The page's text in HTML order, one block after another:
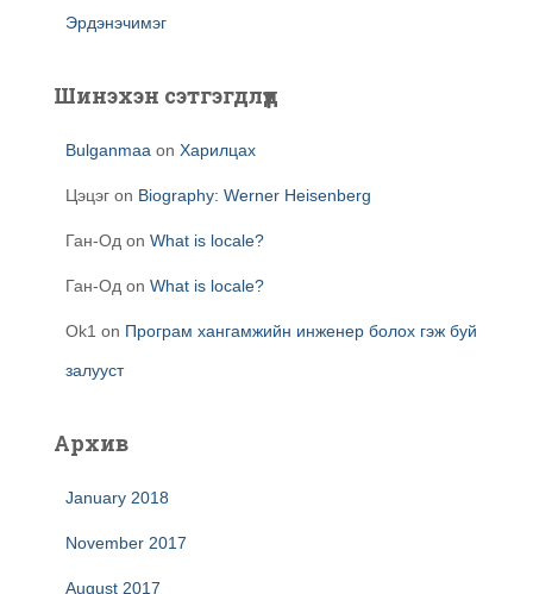
Эрдэнэчимэг
Шинэхэн сэтгэгдлүүд
Bulganmaa on Харилцах
Цэцэг on Biography: Werner Heisenberg
Ган-Од on What is locale?
Ган-Од on What is locale?
Ok1 on Програм хангамжийн инженер болох гэж буй
залууст
Архив
January 2018
November 2017
August 2017